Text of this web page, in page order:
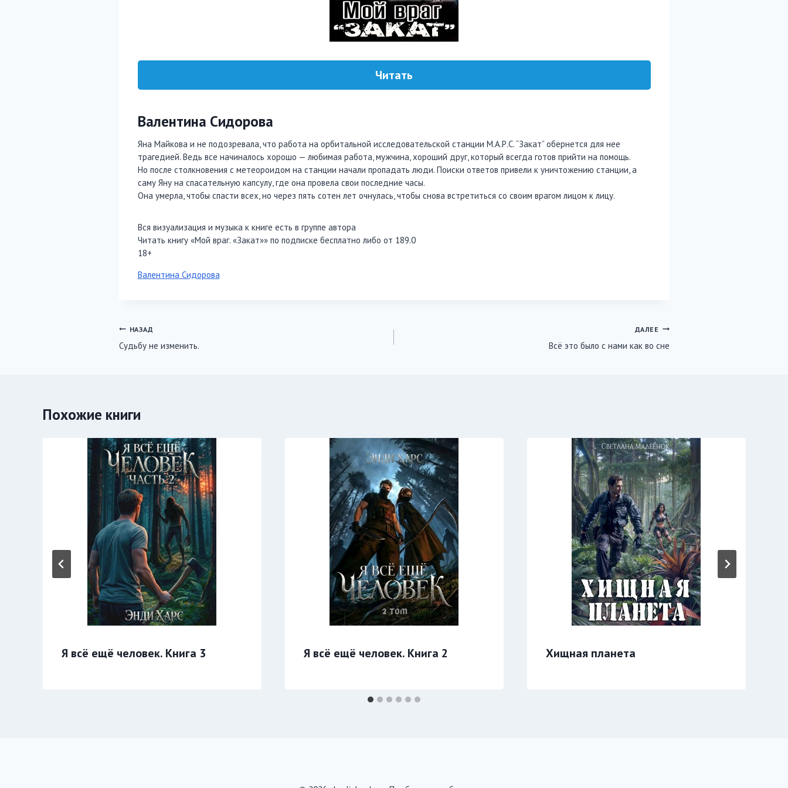
Читать
Валентина Сидорова
Яна Майкова и не подозревала, что работа на орбитальной исследовательской станции М.А.Р.С. “Закат” обернется для нее
трагедией. Ведь все начиналось хорошо — любимая работа, мужчина, хороший друг, который всегда готов прийти на помощь.
Но после столкновения с метеороидом на станции начали пропадать люди. Поиски ответов привели к уничтожению станции, а
саму Яну на спасательную капсулу, где она провела свои последние часы.
Она умерла, чтобы спасти всех, но через пять сотен лет очнулась, чтобы снова встретиться со своим врагом лицом к лицу.
Вся визуализация и музыка к книге есть в группе автора
Читать книгу «Мой враг. «Закат»» по подписке бесплатно либо от 189.0
18+
Метки
Валентина Сидорова
Навигация
по
НАЗАД
Судьбу не изменить.
ДАЛЕЕ
Всё это было с нами как во сне
Похожие книги
Я всё ещё человек. Книга 3 Я всё ещё человек. Книга 2 Хищная планета